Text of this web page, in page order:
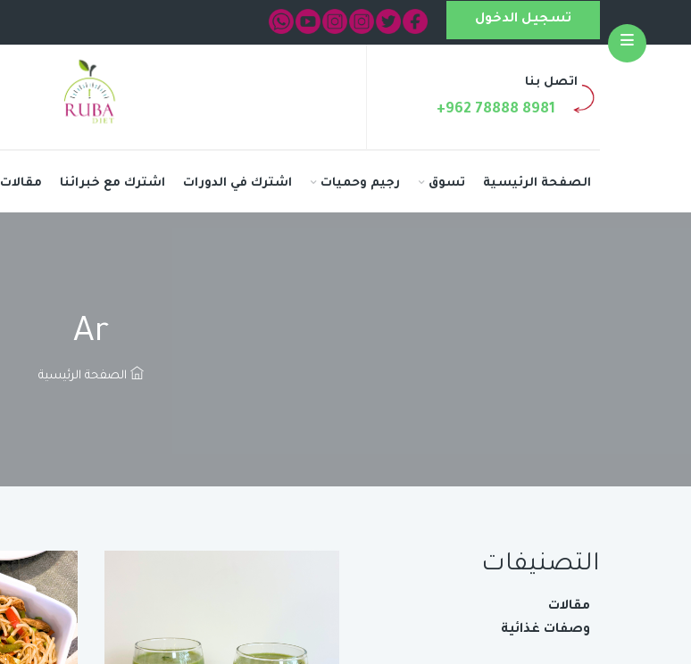
تسجيل الدخول
اتصل بنا
+962 78888 8981
الصفحة الرئيسية تسوق رجيم وحميات اشترك في الدورات اشترك مع خبرائنا مقالات
Ar
الصفحة الرئيسية
التصنيفات
مقالات
وصفات غذائية